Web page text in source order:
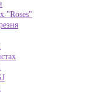
"Roses"